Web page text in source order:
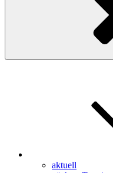
aktuell